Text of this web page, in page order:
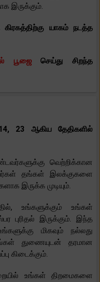
இருக்கும்.
கிரகத்திற்கு யாகம் நடத்த
பூஜைசெய்து சிறந்த
23 ஆகிய தேதிகளில்
வெற்றிக்கான
தங்கள் இலக்குகளை
இருக்க முடியும்.
உங்களுக்கும் உங்கள்
புரிதல் இருக்கும். இந்த
மிகவும் நல்லது
துணையுடன் தரமான
கிடைக்கும்.
உங்கள் திறமைகளை